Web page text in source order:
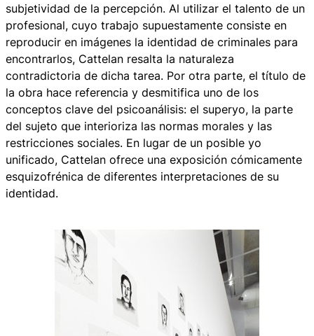
subjetividad de la percepción. Al utilizar el talento de un
profesional, cuyo trabajo supuestamente consiste en
reproducir en imágenes la identidad de criminales para
encontrarlos, Cattelan resalta la naturaleza
contradictoria de dicha tarea. Por otra parte, el título de
la obra hace referencia y desmitifica uno de los
conceptos clave del psicoanálisis: el superyo, la parte
del sujeto que interioriza las normas morales y las
restricciones sociales. En lugar de un posible yo
unificado, Cattelan ofrece una exposición cómicamente
esquizofrénica de diferentes interpretaciones de su
identidad.